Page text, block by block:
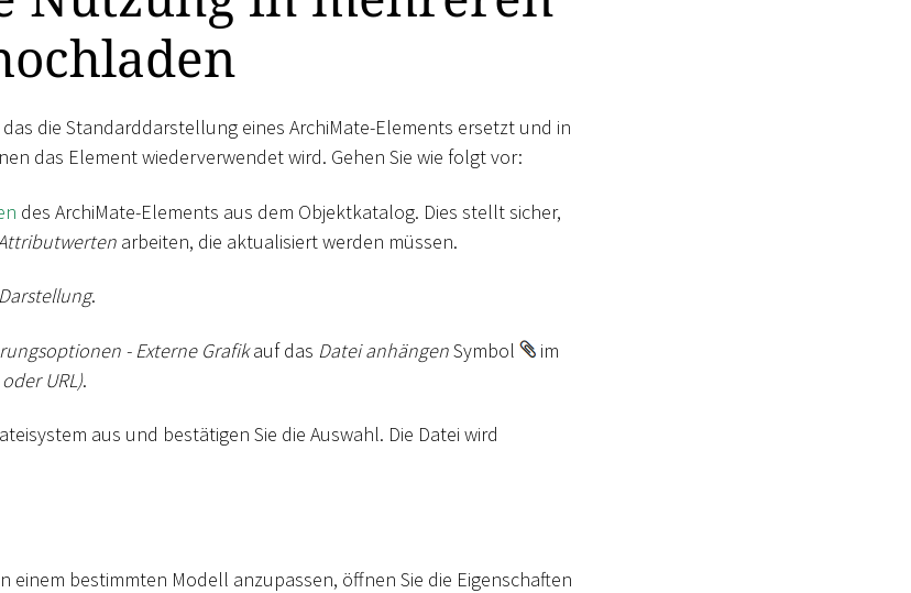
die Standarddarstellung eines ArchiMate-Elements ersetzt und in
das Element wiederverwendet wird. Gehen Sie wie folgt vor:
des ArchiMate-Elements aus dem Objektkatalog. Dies stellt sicher,
arbeiten, die aktualisiert werden müssen.
Darstellung.
- Externe Grafikauf das Datei anhängenSymbol
im
URL).
aus und bestätigen Sie die Auswahl. Die Datei wird
einem bestimmten Modell anzupassen, öffnen Sie die Eigenschaften